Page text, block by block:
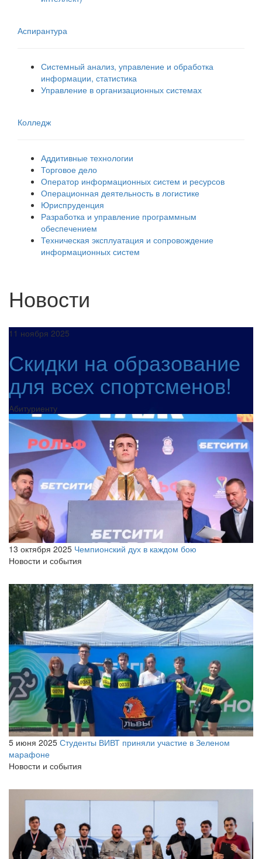
Аспирантура
Системный анализ, управление и обработка
информации, статистика
Управление в организационных системах
Колледж
Аддитивные технологии
Торговое дело
Оператор информационных систем и ресурсов
Операционная деятельность в логистике
Юриспруденция
Разработка и управление программным
обеспечением
Техническая эксплуатация и сопровождение
информационных систем
Новости
11 ноября 2025
Скидки на образование
для всех спортсменов!
Абитуриенту
13 октября 2025 Чемпионский дух в каждом бою
Новости и события
5 июня 2025 Студенты ВИВТ приняли участие в Зеленом
марафоне
Новости и события